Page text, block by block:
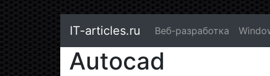
IT-articles.ru Веб-разработка
Autocad